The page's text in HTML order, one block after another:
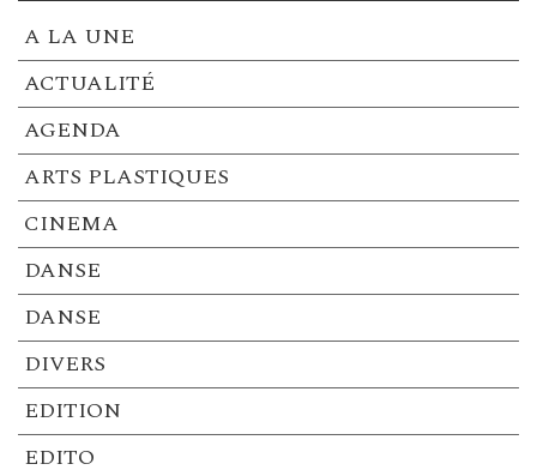
A LA UNE
ACTUALITÉ
AGENDA
ARTS PLASTIQUES
CINEMA
DANSE
DANSE
DIVERS
EDITION
EDITO